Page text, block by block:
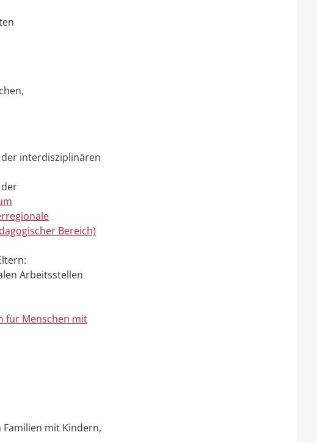
interdisziplinären
Bereich)
Arbeitsstellen
für Menschen mit
mit Kindern,